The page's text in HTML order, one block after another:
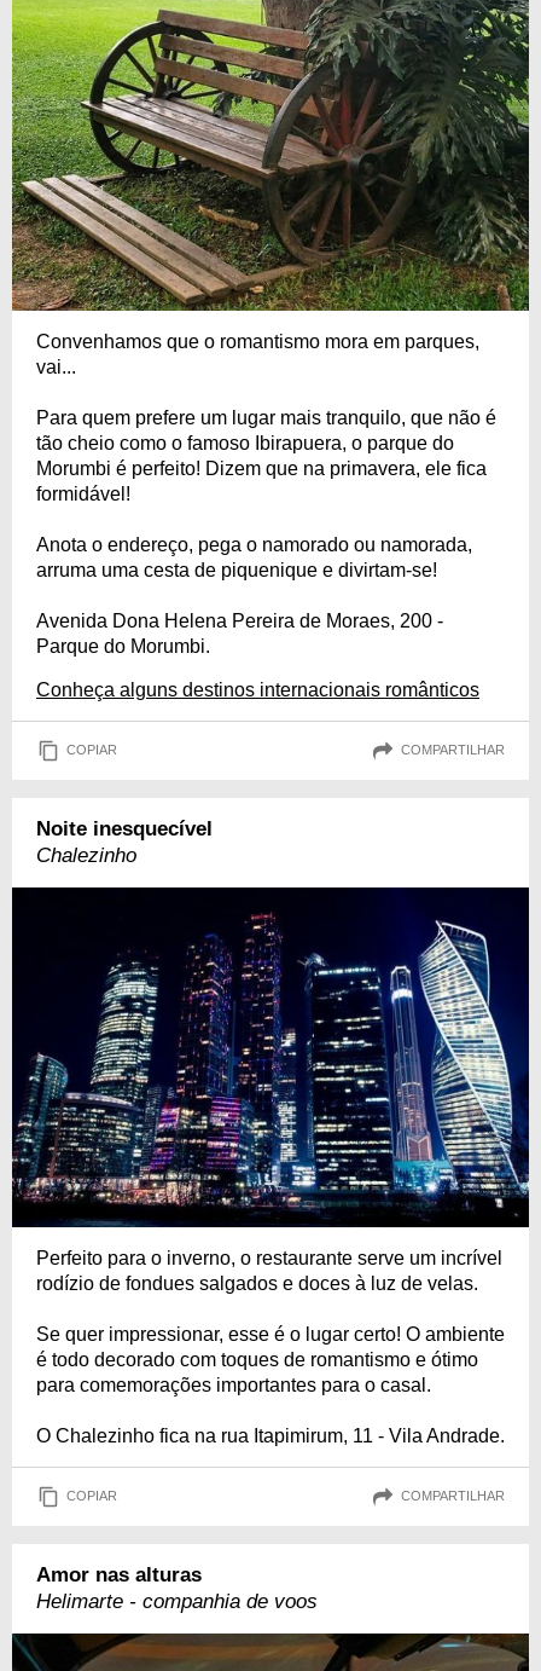
Convenhamos que o romantismo mora em parques,
vai...
Para quem prefere um lugar mais tranquilo, que não é
tão cheio como o famoso Ibirapuera, o parque do
Morumbi é perfeito! Dizem que na primavera, ele fica
formidável!
Anota o endereço, pega o namorado ou namorada,
arruma uma cesta de piquenique e divirtam-se!
Avenida Dona Helena Pereira de Moraes, 200 -
Parque do Morumbi.
Conheça alguns destinos internacionais românticos
COPIAR COMPARTILHAR
Noite inesquecível
Chalezinho
Perfeito para o inverno, o restaurante serve um incrível
rodízio de fondues salgados e doces à luz de velas.
Se quer impressionar, esse é o lugar certo! O ambiente
é todo decorado com toques de romantismo e ótimo
para comemorações importantes para o casal.
O Chalezinho fica na rua Itapimirum, 11 - Vila Andrade.
COPIAR COMPARTILHAR
Amor nas alturas
Helimarte - companhia de voos